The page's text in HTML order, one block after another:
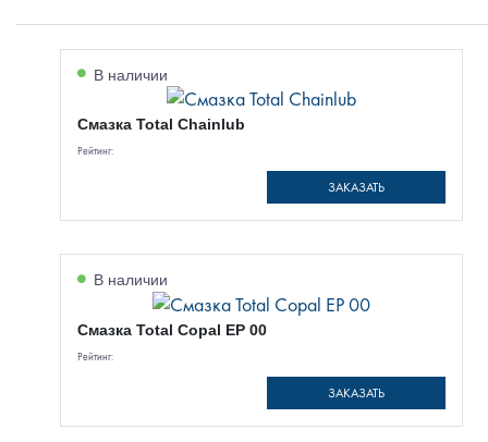
В наличии
Смазка Total Chainlub
Рейтинг:
ЗАКАЗАТЬ
В наличии
Смазка Total Copal EP 00
Рейтинг:
ЗАКАЗАТЬ